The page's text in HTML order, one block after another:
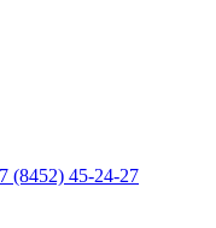
(8452) 45-24-27